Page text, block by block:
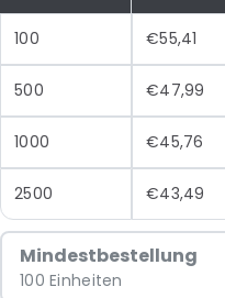
100 €55,41
500 €47,99
1000 €45,76
2500 €43,49
Mindestbestellung
100 Einheiten